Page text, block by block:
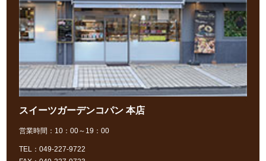
スイーツガーデンコパン 本店
営業時間：10：00～19：00
TEL：049-227-9722